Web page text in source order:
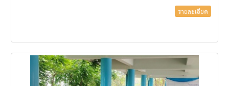
รายละเอียด